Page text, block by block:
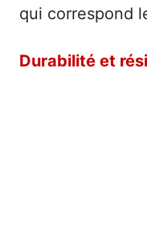
qui correspond
Durabilité et